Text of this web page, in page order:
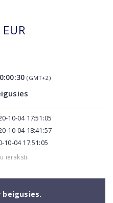
EUR
(GMT+2)
10-04 17:51:05
10-04 18:41:57
10-04 17:51:05
ieraksti.
beigusies.